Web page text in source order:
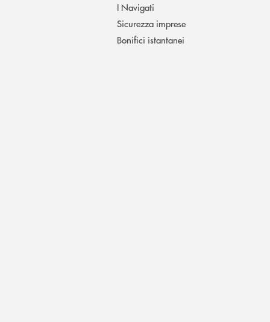
I Navigati
Sicurezza imprese
Bonifici istantanei